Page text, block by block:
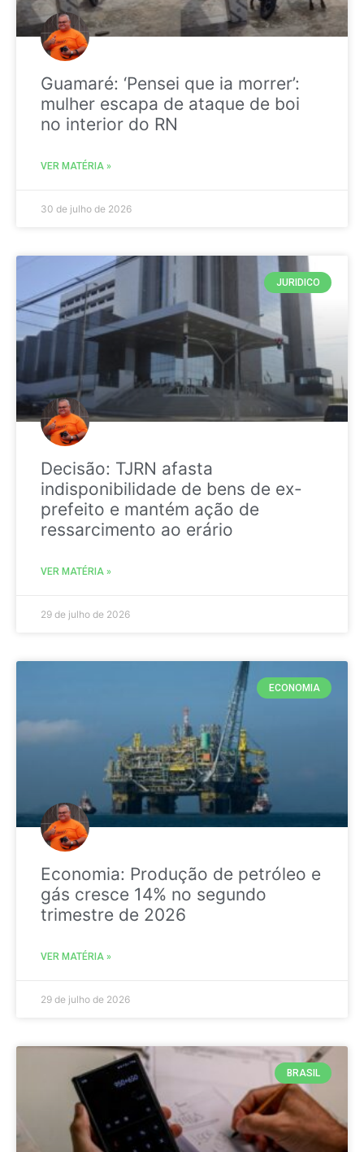
Guamaré: ‘Pensei que ia morrer’:
mulher escapa de ataque de boi
no interior do RN
VER MATÉRIA »
30 de julho de 2026
JURIDICO
Decisão: TJRN afasta
indisponibilidade de bens de ex-
prefeito e mantém ação de
ressarcimento ao erário
VER MATÉRIA »
29 de julho de 2026
ECONOMIA
Economia: Produção de petróleo e
gás cresce 14% no segundo
trimestre de 2026
VER MATÉRIA »
29 de julho de 2026
BRASIL